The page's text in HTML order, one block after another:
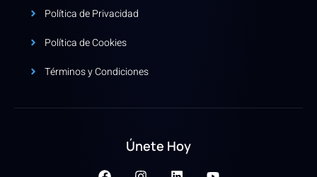
Política de Privacidad
Política de Cookies
Términos y Condiciones
Únete Hoy